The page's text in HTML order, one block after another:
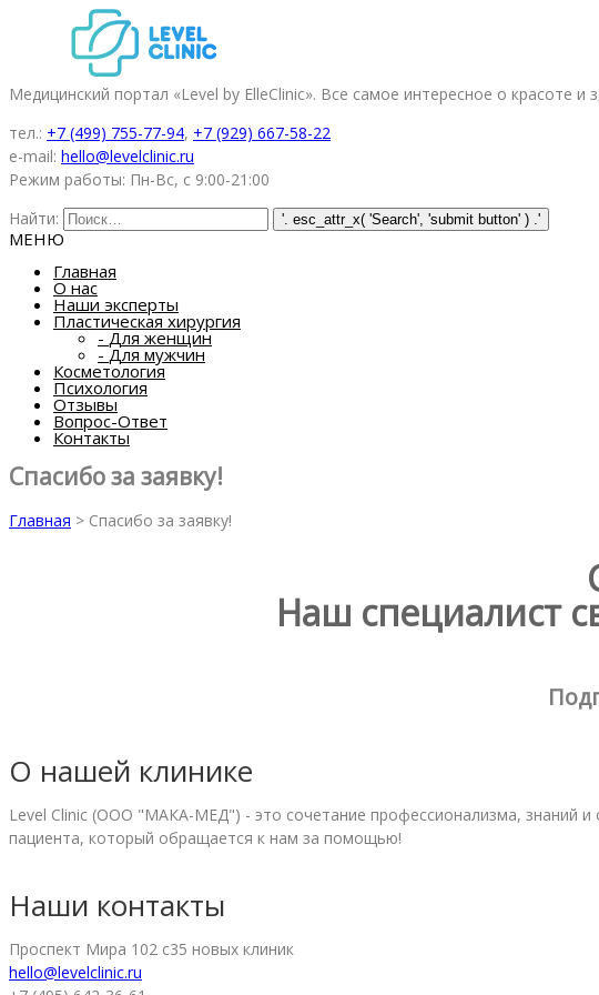
Медицинский портал «Level by ElleClinic». Все самое интересное о красоте и
тел.: +7 (499) 755-77-94, +7 (929) 667-58-22
e-mail: hello@levelclinic.ru
Режим работы: Пн-Вс, с 9:00-21:00
Найти:
МЕНЮ
Главная
О нас
Наши эксперты
Пластическая хирургия
- Для женщин
- Для мужчин
Косметология
Психология
Отзывы
Вопрос-Ответ
Контакты
Спасибо за заявку!
Главная > Спасибо за заявку!
Наш специалист
О нашей клинике
Level Clinic (ООО "МАКА-МЕД") - это сочетание профессионализма, знаний
пациента, который обращается к нам за помощью!
Наши контакты
Проспект Мира 102 с35 новых клиник
hello@levelclinic.ru